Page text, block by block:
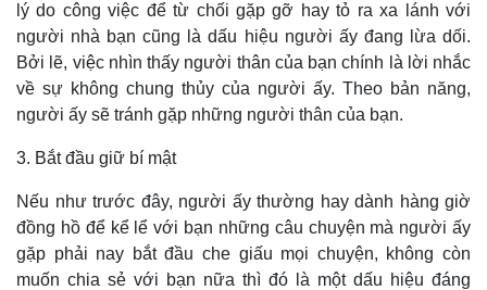
lý do công việc để từ chối gặp gỡ hay tỏ ra xa lánh với
người nhà bạn cũng là dấu hiệu người ấy đang lừa dối.
Bởi lẽ, việc nhìn thấy người thân của bạn chính là lời nhắc
về sự không chung thủy của người ấy. Theo bản năng,
người ấy sẽ tránh gặp những người thân của bạn.
3. Bắt đầu giữ bí mật
Nếu như trước đây, người ấy thường hay dành hàng giờ
đồng hồ để kể lể với bạn những câu chuyện mà người ấy
gặp phải nay bắt đầu che giấu mọi chuyện, không còn
muốn chia sẻ với bạn nữa thì đó là một dấu hiệu đáng